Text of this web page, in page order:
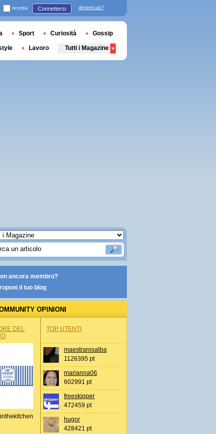
ancora membro?
il tuo blog
OPINIONI
DEL
TOP UTENTI
maestrarosalba
1126395 pt
marianna06
602991 pt
freeskipper
472459 pt
hugor
428421 pt
ricorda Connettersi dimenticati?
Sport Curiosità Gossip
Lavoro Tutti i Magazine